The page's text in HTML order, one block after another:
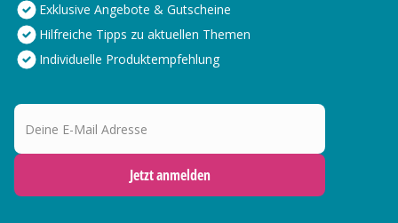
Exklusive Angebote & Gutscheine
Hilfreiche Tipps zu aktuellen Themen
Individuelle Produktempfehlung
Deine E-Mail Adresse
Jetzt anmelden